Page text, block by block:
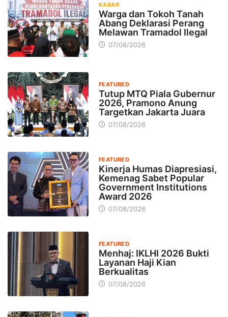
KABAR
Warga dan Tokoh Tanah
Abang Deklarasi Perang
Melawan Tramadol Ilegal
07/08/2026
FEATURED
Tutup MTQ Piala Gubernur
2026, Pramono Anung
Targetkan Jakarta Juara
07/08/2026
FEATURED
Kinerja Humas Diapresiasi,
Kemenag Sabet Popular
Government Institutions
Award 2026
07/08/2026
FEATURED
Menhaj: IKLHI 2026 Bukti
Layanan Haji Kian
Berkualitas
07/08/2026